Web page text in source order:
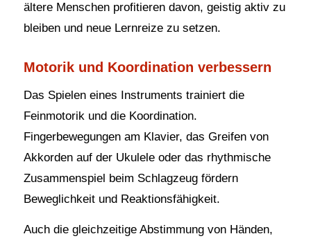
ältere Menschen profitieren davon, geistig aktiv zu
bleiben und neue Lernreize zu setzen.
Motorik und Koordination verbessern
Das Spielen eines Instruments trainiert die
Feinmotorik und die Koordination.
Fingerbewegungen am Klavier, das Greifen von
Akkorden auf der Ukulele oder das rhythmische
Zusammenspiel beim Schlagzeug fördern
Beweglichkeit und Reaktionsfähigkeit.
Auch die gleichzeitige Abstimmung von Händen,